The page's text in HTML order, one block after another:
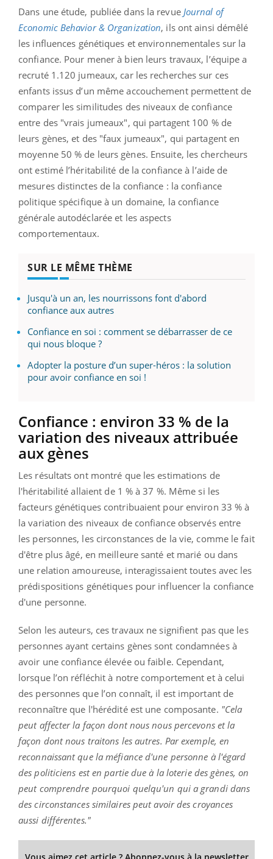
Dans une étude, publiée dans la revue Journal of
Economic Behavior & Organization, ils ont ainsi démêlé
les influences génétiques et environnementales sur la
confiance. Pour mener à bien leurs travaux, l’équipe a
recruté 1.120 jumeaux, car les recherches sur ces
enfants issus d’un même accouchement permettent de
comparer les similitudes des niveaux de confiance
entre des "vrais jumeaux", qui partagent 100 % de
leurs gènes, et des "faux jumeaux", qui partagent en
moyenne 50 % de leurs gènes. Ensuite, les chercheurs
ont estimé l’héritabilité de la confiance à l’aide de
mesures distinctes de la confiance : la confiance
politique spécifique à un domaine, la confiance
générale autodéclarée et les aspects
comportementaux.
SUR LE MÊME THÈME
Jusqu'à un an, les nourrissons font d'abord
confiance aux autres
Confiance en soi : comment se débarrasser de ce
qui nous bloque ?
Adopter la posture d’un super-héros : la solution
pour avoir confiance en soi !
Confiance : environ 33 % de la
variation des niveaux attribuée
aux gènes
Les résultats ont montré que les estimations de
l'héritabilité allaient de 1 % à 37 %. Même si les
facteurs génétiques contribuaient pour environ 33 % à
la variation des niveaux de confiance observés entre
les personnes, les circonstances de la vie, comme le fait
d'être plus âgé, en meilleure santé et marié ou dans
une relation amoureuse, interagissaient toutes avec les
prédispositions génétiques pour influencer la confiance
d'une personne.
Selon les auteurs, ces travaux ne signifient pas que les
personnes ayant certains gènes sont condamnées à
avoir une confiance élevée ou faible. Cependant,
lorsque l’on réfléchit à notre comportement et à celui
des personnes que l’on connaît, il est important de
reconnaître que l'hérédité est une composante. "Cela
peut affecter la façon dont nous nous percevons et la
façon dont nous traitons les autres. Par exemple, en
reconnaissant que la méfiance d'une personne à l'égard
des politiciens est en partie due à la loterie des gènes, on
peut comprendre pourquoi quelqu'un qui a grandi dans
des circonstances similaires peut avoir des croyances
aussi différentes."
Vous aimez cet article ? Abonnez-vous à la newsletter